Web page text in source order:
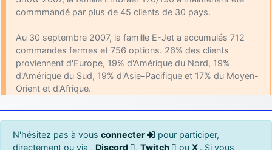
commmandé par plus de 45 clients de 30 pays.
Au 30 septembre 2007, la famille E-Jet a accumulés 712
commandes fermes et 756 options. 26% des clients
proviennent d'Europe, 19% d'Amérique du Nord, 19%
d'Amérique du Sud, 19% d'Asie-Pacifique et 17% du Moyen-
Orient et d'Afrique.
N'hésitez pas à vous connecter
pour participer,
directement ou via , Discord , Twitch ou X . Si vous